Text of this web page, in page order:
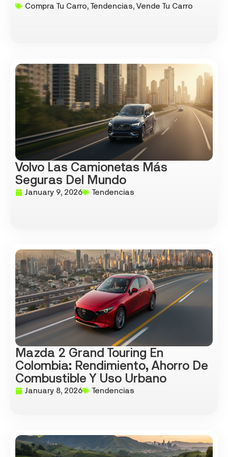
Compra Tu Carro,Tendencias,Vende Tu Carro
Volvo Las Camionetas Más
Seguras Del Mundo
January 9, 2026 Tendencias
Mazda 2 Grand Touring En
Colombia: Rendimiento, Ahorro De
Combustible Y Uso Urbano
January 8, 2026 Tendencias